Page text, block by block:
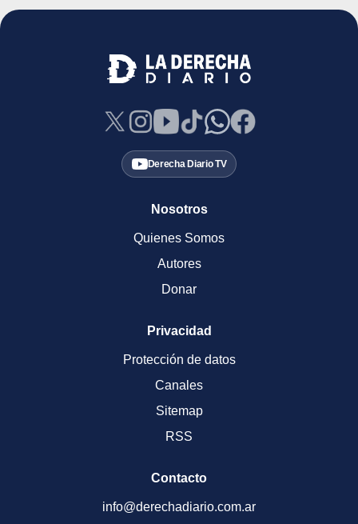
Derecha Diario TV
Nosotros
Quienes Somos
Autores
Donar
Privacidad
Protección de datos
Canales
Sitemap
RSS
Contacto
info@derechadiario.com.ar